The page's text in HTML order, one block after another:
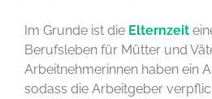
Im Grunde ist die Elternzeit
Berufsleben für Mütter und
Arbeitnehmerinnen haben ein
sodass die Arbeitgeber